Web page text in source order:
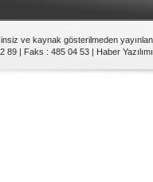
ve kaynak gösterilmeden
89 | Faks : 485 04 53 | Haber Yazılımı